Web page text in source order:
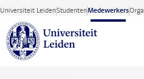
Ga direct naar de inhoud
Universiteit LeidenStudentenMedewerkers